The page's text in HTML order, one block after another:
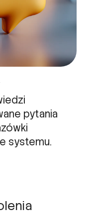
pytania
systemu.